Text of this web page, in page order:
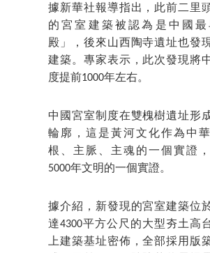
據新華社報導指出，此前二里
的宮室建築被認為是中國最
殿」，後來山西陶寺遺址也發
建築。專家表示，此次發現將
度提前1000年左右。
中國宮室制度在雙槐樹遺址形
輪廓，這是黃河文化作為中
根、主脈、主魂的一個實證
5000年文明的一個實證。
據介紹，新發現的宮室建築位
達4300平方公尺的大型夯土高
上建築基址密佈，全部採用版